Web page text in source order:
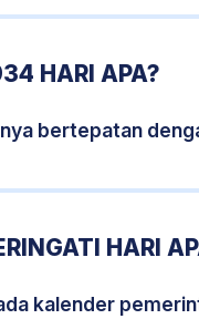
HARI APA?
bertepatan
HARI
kalender